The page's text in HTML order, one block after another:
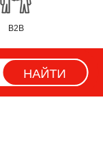
B2B
НАЙТИ